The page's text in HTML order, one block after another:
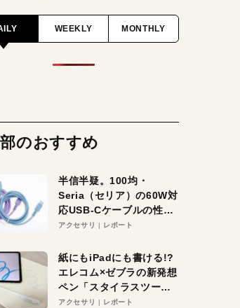
WEEKLY MONTHLY
のおすすめ
半信半疑。100均・
Seria（セリア）の60W対
応USB-Cケーブルの性能
を検証。超コスパの1本を
アクセサリ レポート
紙にもiPadにも書ける!?
エレコム×ゼブラの新発想
ペン「スタイラスツーウ
ェイ」レビュー。持ち替
アクセサリ レポート